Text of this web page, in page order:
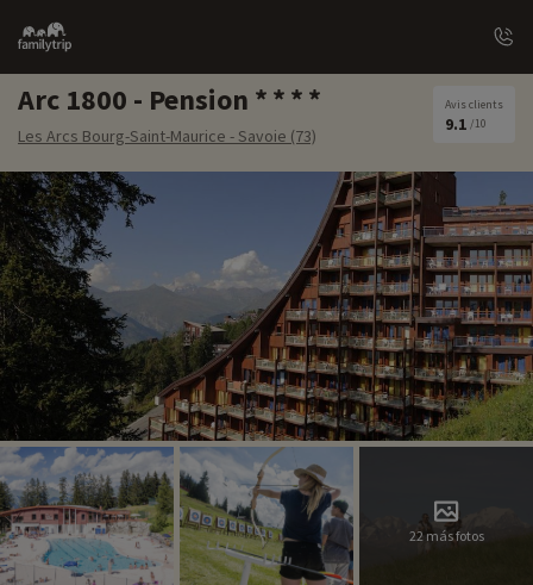
Family
trip
Arc 1800 - Pension
Les Arcs Bourg-Saint-Maurice - Savoie (73)
Avis clients
9.1 /10
22 más fotos